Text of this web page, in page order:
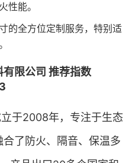
性能。
的全方位定制服务，特别适
限公司 推荐指数
于2008年，专注于生态
了防火、隔音、保温多